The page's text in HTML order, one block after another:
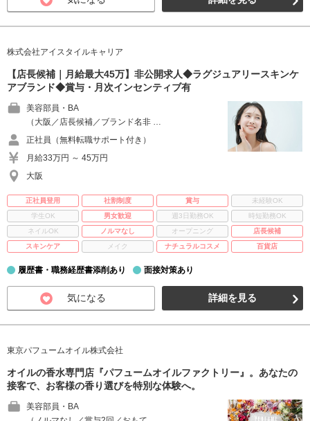
株式会社アイスタイルキャリア
【店長候補｜月給最大45万】非公開求人◆ラグジュアリースキンケ
アブランド◆賞与・月次インセンティブ有
美容部員・BA
（大阪／店長候補／ブランド名非 …
正社員（無料転職サポート付き）
月給33万円 ～ 45万円
大阪
正社員登用 社割制度 賞与
未経験OK
学生OK
男女歓迎 週3日勤務OK
時短勤務OK
ネイルOK
ノルマなし オープニング
店長候補
スキンケア
メイク ナチュラルコスメ 百貨店
履歴書・職務経歴書添削あり 面接対策あり
気になる 詳細を見る
東京パフュームオイル株式会社
オイルの香水専門店『パフュームオイルファクトリー』。あなたの
接客で、お客様の香り選びを特別な体験へ。
美容部員・BA